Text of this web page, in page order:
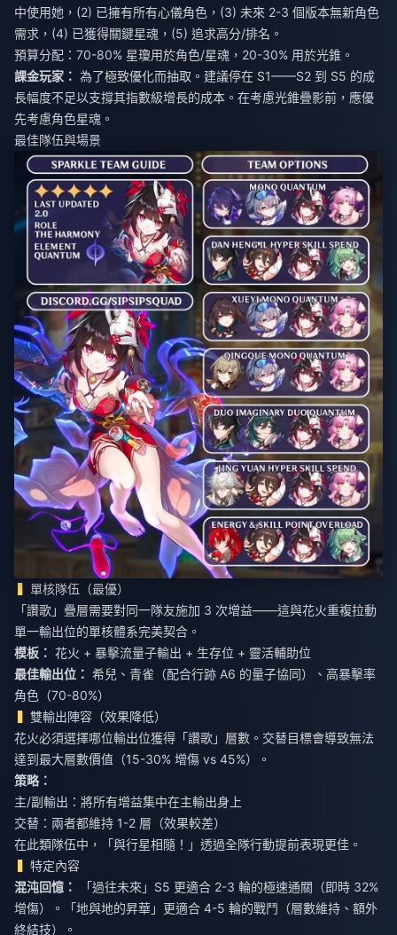
中使用她，(2) 已擁有所有心儀角色，(3) 未來 2-3 個版本無新角色
需求，(4) 已獲得關鍵星魂，(5) 追求高分/排名。
預算分配：70-80% 星瓊用於角色/星魂，20-30% 用於光錐。
課金玩家： 為了極致優化而抽取。建議停在 S1——S2 到 S5 的成
長幅度不足以支撐其指數級增長的成本。在考慮光錐疊影前，應優
先考慮角色星魂。
最佳隊伍與場景
單核隊伍（最優）
「讚歌」疊層需要對同一隊友施加 3 次增益——這與花火重複拉動
單一輸出位的單核體系完美契合。
模板： 花火 + 暴擊流量子輸出 + 生存位 + 靈活輔助位
最佳輸出位： 希兒、青雀（配合行跡 A6 的量子協同）、高暴擊率
角色（70-80%）
雙輸出陣容（效果降低）
花火必須選擇哪位輸出位獲得「讚歌」層數。交替目標會導致無法
達到最大層數價值（15-30% 增傷 vs 45%）。
策略：
主/副輸出：將所有增益集中在主輸出身上
交替：兩者都維持 1-2 層（效果較差）
在此類隊伍中，「與行星相隨！」透過全隊行動提前表現更佳。
特定內容
混沌回憶：
「過往未來」S5 更適合 2-3 輪的極速通關（即時 32%
增傷）。「地與地的昇華」更適合 4-5 輪的戰鬥（層數維持、額外
終結技）。